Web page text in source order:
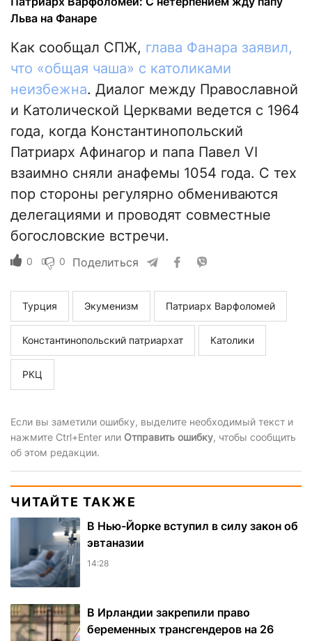
Льва на Фанаре
Как сообщал СПЖ, глава Фанара заявил,
что «общая чаша» с католиками
неизбежна. Диалог между Православной
и Католической Церквами ведется с 1964
года, когда Константинопольский
Патриарх Афинагор и папа Павел VI
взаимно сняли анафемы 1054 года. С тех
пор стороны регулярно обмениваются
делегациями и проводят совместные
богословские встречи.
0 0 Поделиться
Турция Экуменизм Патриарх Варфоломей
Константинопольский патриархат Католики
РКЦ
Если вы заметили ошибку, выделите необходимый текст и
нажмите Ctrl+Enter или Отправить ошибку, чтобы сообщить
об этом редакции.
ЧИТАЙТЕ ТАКЖЕ
В Нью-Йорке вступил в силу закон об
эвтаназии
14:28
В Ирландии закрепили право
беременных трансгендеров на 26